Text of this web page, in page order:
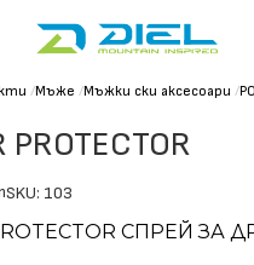
/Мъже /Мъжки ски аксесоари /
PROTECTOR
SKU: 103
СПРЕЙ ЗА